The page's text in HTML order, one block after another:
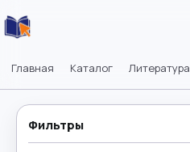
Главная Каталог Литература
Фильтры